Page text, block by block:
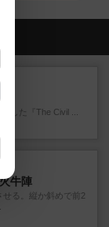
した『The Civil ...
牛陣
せる。縦か斜めで前2